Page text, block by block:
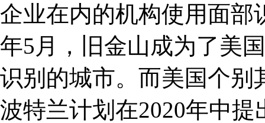
企业在内的机构使用面
年5月，旧金山成为了美
识别的城市。而美国个别
波特兰计划在2020年中